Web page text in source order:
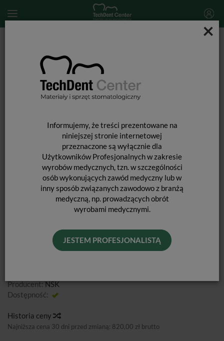
×
Informujemy, że treści prezentowane na
niniejszej stronie internetowej
przeznaczone są wyłącznie dla
Użytkowników Profesjonalnych w zakresie
wyrobów medycznych, tzn. w szczególności
osób wykonujących zawód medyczny lub w
inny sposób związanych zawodowo z branżą
medyczną, np. prowadzących obrót
wyrobami medycznymi.
JESTEM PROFESJONALISTĄ
ROTOR DO TURBINY NSK SERII TI-
Producent:NSK
Dostępność:
Historia ceny
Najniższa cena 30 dni przed zmianą: 820,00 zł brutto